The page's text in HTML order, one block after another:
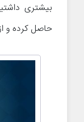
بیشتری
حاصل کرده و